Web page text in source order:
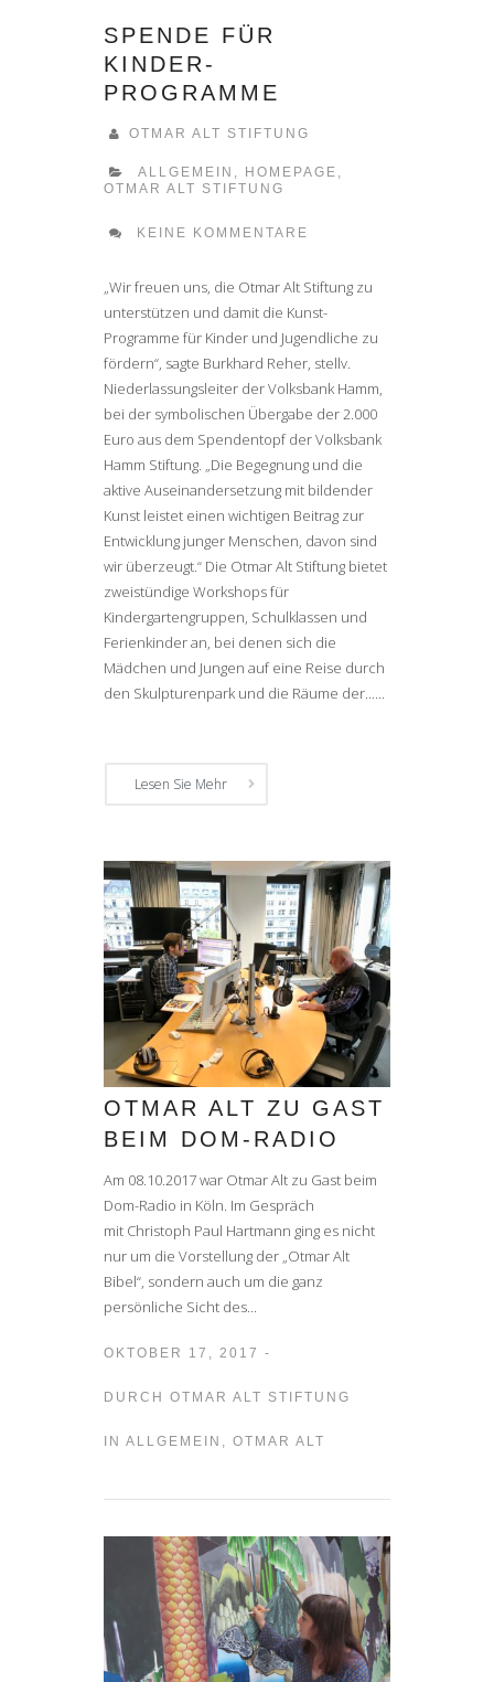
SPENDE FÜR
KINDER-
PROGRAMME
OTMAR ALT STIFTUNG
ALLGEMEIN , HOMEPAGE ,
OTMAR ALT STIFTUNG
KEINE KOMMENTARE
„Wir freuen uns, die Otmar Alt Stiftung zu
unterstützen und damit die Kunst-
Programme für Kinder und Jugendliche zu
fördern“, sagte Burkhard Reher, stellv.
Niederlassungsleiter der Volksbank Hamm,
bei der symbolischen Übergabe der 2.000
Euro aus dem Spendentopf der Volksbank
Hamm Stiftung. „Die Begegnung und die
aktive Auseinandersetzung mit bildender
Kunst leistet einen wichtigen Beitrag zur
Entwicklung junger Menschen, davon sind
wir überzeugt.“ Die Otmar Alt Stiftung bietet
zweistündige Workshops für
Kindergartengruppen, Schulklassen und
Ferienkinder an, bei denen sich die
Mädchen und Jungen auf eine Reise durch
den Skulpturenpark und die Räume der......
Lesen Sie Mehr
OTMAR ALT ZU GAST
BEIM DOM-RADIO
Am 08.10.2017 war Otmar Alt zu Gast beim
Dom-Radio in Köln. Im Gespräch
mit Christoph Paul Hartmann ging es nicht
nur um die Vorstellung der „Otmar Alt
Bibel“, sondern auch um die ganz
persönliche Sicht des...
OKTOBER 17, 2017 -
DURCH OTMAR ALT STIFTUNG
IN ALLGEMEIN OTMAR ALT